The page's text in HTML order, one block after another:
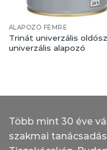
ALAPOZÓ FÉMRE
Trinát univerzális
univerzális alapozó
Több mint 30 éve
szakmai